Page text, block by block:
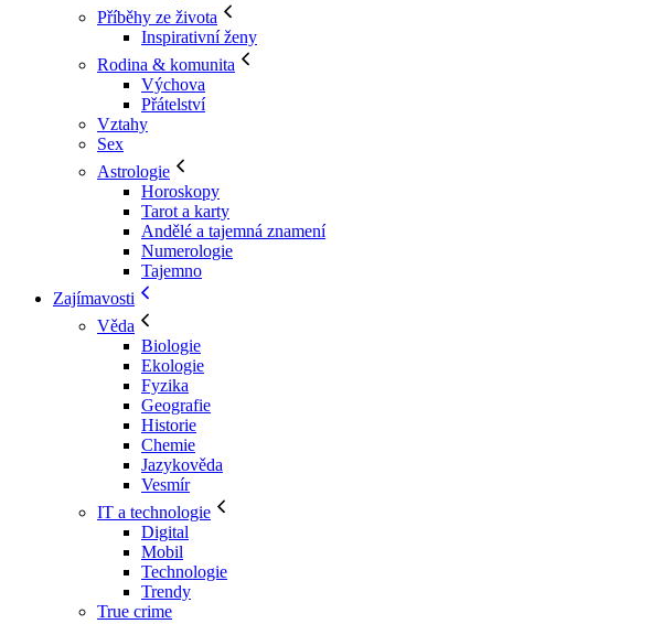
Příběhy ze života
Inspirativní ženy
Rodina & komunita
Výchova
Přátelství
Vztahy
Sex
Astrologie
Horoskopy
Tarot a karty
Andělé a tajemná znamení
Numerologie
Tajemno
Zajímavosti
Věda
Biologie
Ekologie
Fyzika
Geografie
Historie
Chemie
Jazykověda
Vesmír
IT a technologie
Digital
Mobil
Technologie
Trendy
True crime